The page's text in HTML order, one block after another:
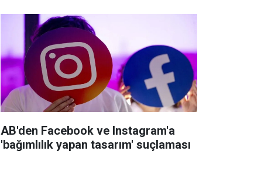
AB'den Facebook ve Instagram'a
'bağımlılık yapan tasarım' suçlaması